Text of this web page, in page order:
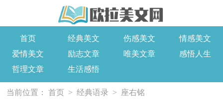
首页 经典美文 伤感美文
情感美文
爱情美文
励志文章 唯美文章
感悟人生
哲理文章
生活感悟
当前位置： 首页 > 经典语录 > 座右铭